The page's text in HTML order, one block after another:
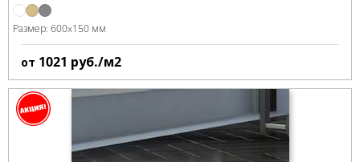
Размер: 600x150 мм
от 1021 руб./м2